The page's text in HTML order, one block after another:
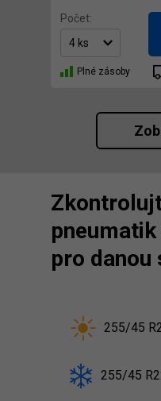
Počet:
Plné zásoby
pro danou
255/45
255/45